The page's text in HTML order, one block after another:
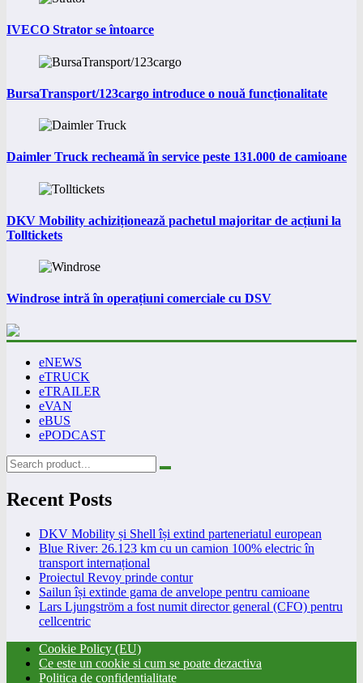
IVECO Strator se întoarce
BursaTransport/123cargo introduce o nouă funcționalitate
Daimler Truck recheamă în service peste 131.000 de camioane
DKV Mobility achiziționează pachetul majoritar de acțiuni la
Tolltickets
Windrose intră în operațiuni comerciale cu DSV
eNEWS
eTRUCK
eTRAILER
eVAN
eBUS
ePODCAST
Recent Posts
DKV Mobility și Shell își extind parteneriatul european
Blue River: 26.123 km cu un camion 100% electric în
transport internațional
Proiectul Revoy prinde contur
Sailun își extinde gama de anvelope pentru camioane
Lars Ljungström a fost numit director general (CFO) pentru
cellcentric
Cookie Policy (EU)
Ce este un cookie si cum se poate dezactiva
Politica de confidentialitate